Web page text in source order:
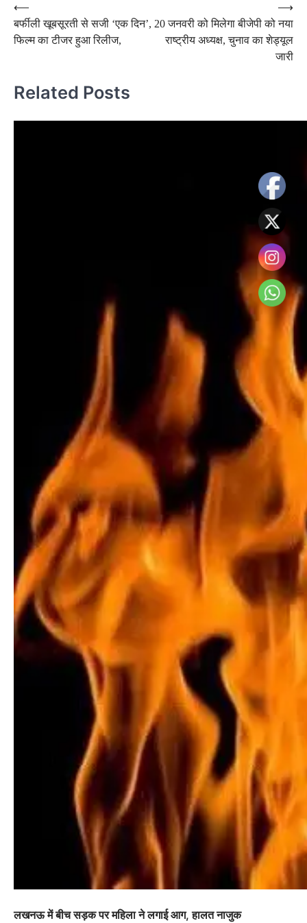
Post
navigation
⟵
बर्फीली खूबसूरती से सजी ‘एक दिन’,
फिल्म का टीजर हुआ रिलीज,
20 जनवरी को मिलेगा बीजेपी को नया
राष्ट्रीय अध्यक्ष, चुनाव का शेड्यूल
जारी
⟶
Related Posts
लखनऊ में बीच सड़क पर महिला ने लगाई आग, हालत नाजुक